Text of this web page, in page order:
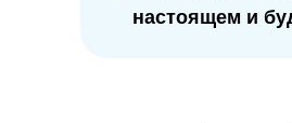
настоящем и